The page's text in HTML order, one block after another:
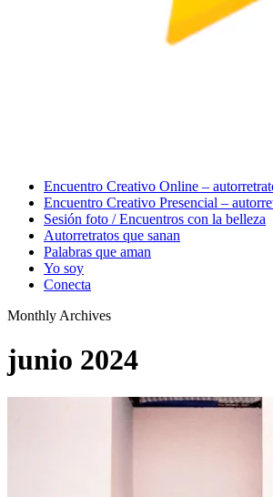
Menu
Encuentro Creativo Online –
Encuentro Creativo Presencial –
Sesión foto / Encuentros con la belleza
Autorretratos que sanan
Palabras que aman
Yo soy
Conecta
Monthly Archives
junio 2024